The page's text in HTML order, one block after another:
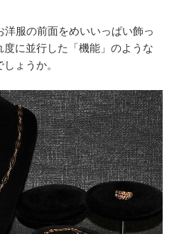
服の前面をめいいっぱい飾っ
に並行した「機能」のような
ょうか。